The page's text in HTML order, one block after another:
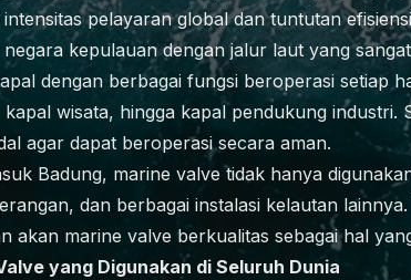
pelayaran global dan tuntutan
negara kepulauan dengan jalur laut yang
dengan berbagai fungsi beroperasi setiap
kapal wisata, hingga kapal pendukung
agar dapat beroperasi secara aman.
Badung, marine valve tidak hanya
dan berbagai instalasi kelautan
akan marine valve berkualitas sebagai hal
yang Digunakan di Seluruh Dunia